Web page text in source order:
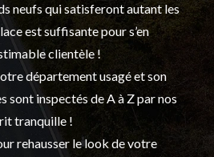
neufsqui satisferont autant les
est suffisante pour s’en
clientèle !
département usagéet son
inspectés de A à Z par nos
tranquille !
rehausser le look de votre